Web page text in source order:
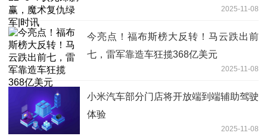
2025-11-08
今亮点！福布斯榜大反转！马云跌出前
七，雷军靠造车狂揽368亿美元
2025-11-08
小米汽车部分门店将开放端到端辅助驾驶
体验
2025-11-08